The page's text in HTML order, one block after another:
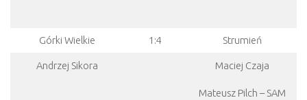
Górki Wielkie 1:4 Strumień
Andrzej Sikora Maciej Czaja
Mateusz Pilch – SAM